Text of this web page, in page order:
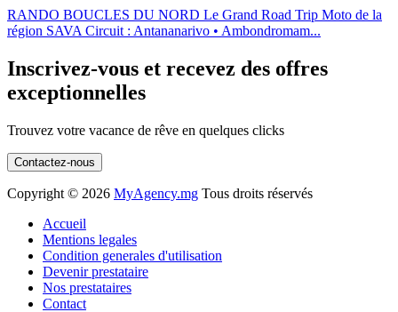
RANDO BOUCLES DU NORD Le Grand Road Trip Moto de la
région SAVA Circuit : Antananarivo • Ambondromam...
Inscrivez-vous et recevez des offres
exceptionnelles
Trouvez votre vacance de rêve en quelques clicks
Contactez-nous
Copyright © 2026 MyAgency.mg Tous droits réservés
Accueil
Mentions legales
Condition generales d'utilisation
Devenir prestataire
Nos prestataires
Contact